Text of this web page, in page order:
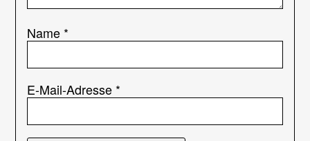
Name *
E-Mail-Adresse *